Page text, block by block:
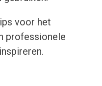
voor het
professionele